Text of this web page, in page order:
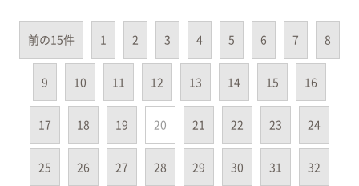
前の15件 1 2 3 4 5 6 7 8
9 10 11 12 13 14 15 16
17 18 19 20 21 22 23 24
25 26 27 28 29 30 31 32